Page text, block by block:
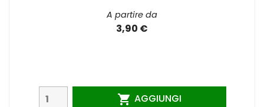
A partire da
3,90 €
 AGGIUNGI